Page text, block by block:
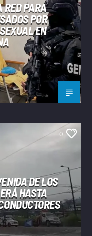
RED PARA
POR
EN
0
DE LOS
HASTA